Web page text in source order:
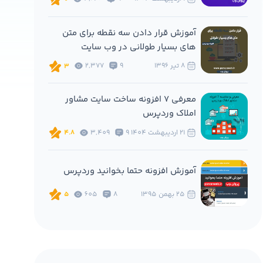
آموزش قرار دادن سه نقطه برای متن
های بسیار طولانی در وب سایت
9
2,377
3
معرفی 7 افزونه ساخت سایت مشاور
املاک وردپرس
9
3,409
4.8
آموزش افزونه حتما بخوانید وردپرس
8
605
5